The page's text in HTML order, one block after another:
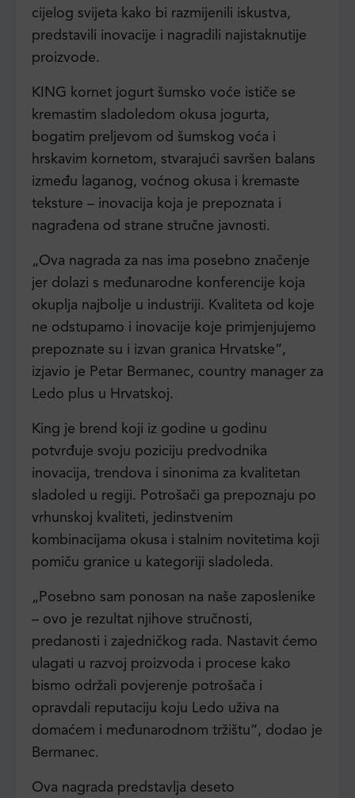
cijelog svijeta kako bi razmijenili iskustva,
predstavili inovacije i nagradili najistaknutije
proizvode.
KING kornet jogurt šumsko voće ističe se
kremastim sladoledom okusa jogurta,
bogatim preljevom od šumskog voća i
hrskavim kornetom, stvarajući savršen balans
između laganog, voćnog okusa i kremaste
teksture – inovacija koja je prepoznata i
nagrađena od strane stručne javnosti.
„Ova nagrada za nas ima posebno značenje
jer dolazi s međunarodne konferencije koja
okuplja najbolje u industriji. Kvaliteta od koje
ne odstupamo i inovacije koje primjenjujemo
prepoznate su i izvan granica Hrvatske“,
izjavio je Petar Bermanec, country manager za
Ledo plus u Hrvatskoj.
King je brend koji iz godine u godinu
potvrđuje svoju poziciju predvodnika
inovacija, trendova i sinonima za kvalitetan
sladoled u regiji. Potrošači ga prepoznaju po
vrhunskoj kvaliteti, jedinstvenim
kombinacijama okusa i stalnim novitetima koji
pomiču granice u kategoriji sladoleda.
„Posebno sam ponosan na naše zaposlenike
– ovo je rezultat njihove stručnosti,
predanosti i zajedničkog rada. Nastavit ćemo
ulagati u razvoj proizvoda i procese kako
bismo održali povjerenje potrošača i
opravdali reputaciju koju Ledo uživa na
domaćem i međunarodnom tržištu“, dodao je
Bermanec.
Ova nagrada predstavlja deseto